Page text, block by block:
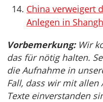
China verweigert
Anlegen in
Vorbemerkung:Wir
das für nötig halten.
die Aufnahme in
Fall, dass wir mit allen
Texte einverstanden